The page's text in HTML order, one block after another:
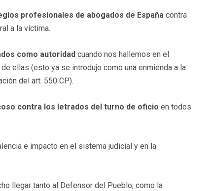
profesionales de abogados de España contra
a la víctima.
como autoridad cuando nos hallemos en el
ellas (esto ya se introdujo como una enmienda a la
del art. 550 CP).
contra los letrados del turno de oficio en todos
e impacto en el sistema judicial y en la
llegar tanto al Defensor del Pueblo, como la